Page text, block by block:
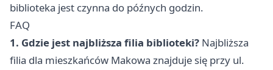
biblioteka jest czynna do późnych godzin.
FAQ
1. Gdzie jest najbliższa filia biblioteki? Najbliższa
filia dla mieszkańców Makowa znajduje się przy ul.